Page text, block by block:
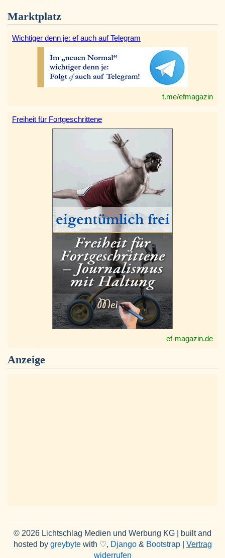
Marktplatz
Wichtiger denn je: ef auch auf Telegram
t.me/efmagazin
Freiheit für Fortgeschrittene
ef-magazin.de
Anzeige
© 2026 Lichtschlag Medien und Werbung KG | built and
hosted by greybytewith ♡, Django& Bootstrap| Vertrag
widerrufen